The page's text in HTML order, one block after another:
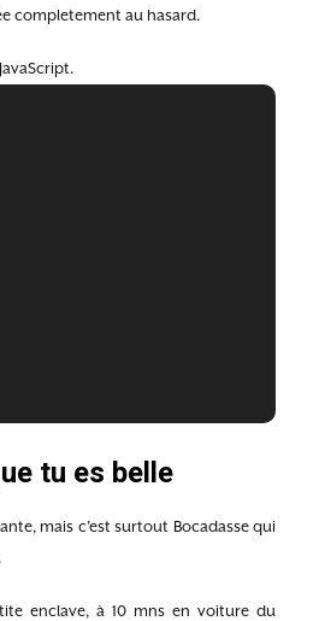
completement au hasard.
tu es belle
mais c’est surtout Bocadasse qui
enclave, à 10 mns en voiture du